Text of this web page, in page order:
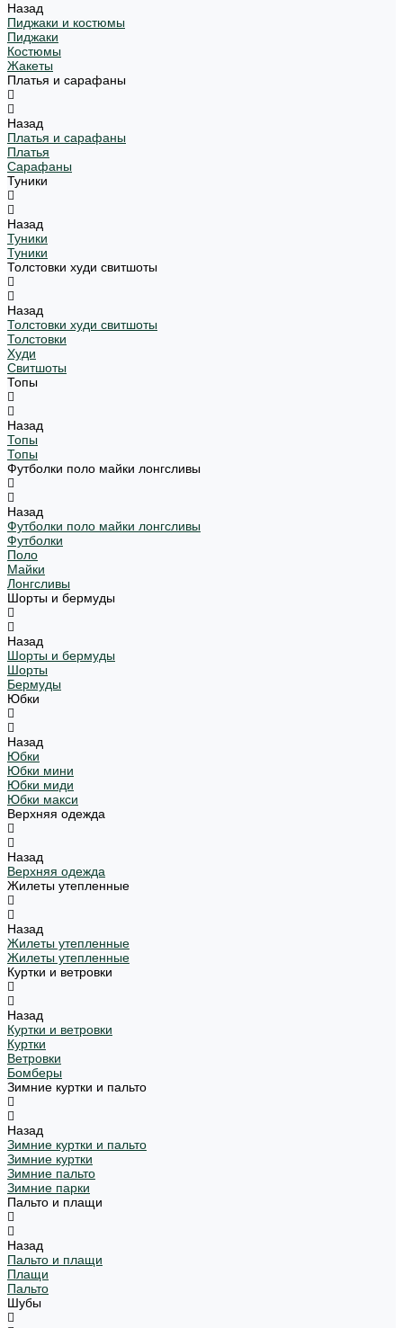
Назад
Пиджаки и костюмы
Пиджаки
Костюмы
Жакеты
Платья и сарафаны
Назад
Платья и сарафаны
Платья
Сарафаны
Туники
Назад
Туники
Туники
Толстовки худи свитшоты
Назад
Толстовки худи свитшоты
Толстовки
Худи
Свитшоты
Топы
Назад
Топы
Топы
Футболки поло майки лонгсливы
Назад
Футболки поло майки лонгсливы
Футболки
Поло
Майки
Лонгсливы
Шорты и бермуды
Назад
Шорты и бермуды
Шорты
Бермуды
Юбки
Назад
Юбки
Юбки мини
Юбки миди
Юбки макси
Верхняя одежда
Назад
Верхняя одежда
Жилеты утепленные
Назад
Жилеты утепленные
Жилеты утепленные
Куртки и ветровки
Назад
Куртки и ветровки
Куртки
Ветровки
Бомберы
Зимние куртки и пальто
Назад
Зимние куртки и пальто
Зимние куртки
Зимние пальто
Зимние парки
Пальто и плащи
Назад
Пальто и плащи
Плащи
Пальто
Шубы